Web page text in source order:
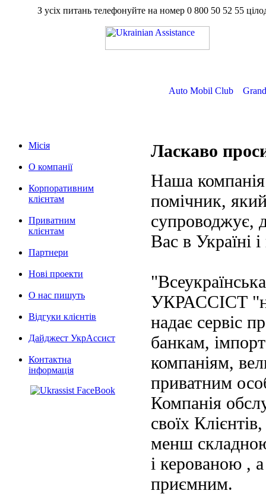
З усіх питань телефонуйте на номер 0 800 50 52 55
Auto Mobil Club
Місія
О компанії
Корпоративним
клієнтам
Приватним
клієнтам
Партнери
Нові проекти
О нас пишуть
Відгуки клієнтів
Дайджест УкрАссист
Контактна
інформація
Ласкаво
Наша
помічник,
супроводжує,
Вас в Україні
УКРАССІСТ
надає сервіс
банкам,
компаніям,
приватним
Компанія
своїх
менш
і керованою ,
приємним.